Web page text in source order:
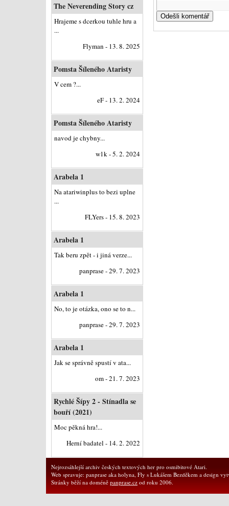
The Neverending Story cz
Hrajeme s dcerkou tuhle hru a
...
Flyman - 13. 8. 2025
Pomsta Šíleného Ataristy
V cem ?...
eF - 13. 2. 2024
Pomsta Šíleného Ataristy
navod je chybny...
w1k - 5. 2. 2024
Arabela 1
Na atariwinplus to bezi uplne
...
FLYers - 15. 8. 2023
Arabela 1
Tak beru zpět - i jiná verze...
panprase - 29. 7. 2023
Arabela 1
No, to je otázka, ono se to n...
panprase - 29. 7. 2023
Arabela 1
Jak se správně spustí v ata...
om - 21. 7. 2023
Rychlé Šípy 2 - Stínadla se
bouří (2021)
Moc pěkná hra!...
Herní badatel - 14. 2. 2022
Nejrozsáhlejší archiv českých textových her pro osmibitové Atari.
Web spravuje: panprase aka holyna, Fly s Lukášem Bezděkem a design
Stránky běží na doméně panprase.cz od roku 2006.